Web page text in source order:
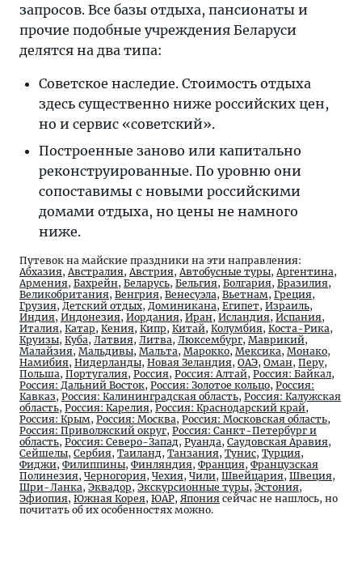
запросов. Все базы отдыха, пансионаты и
прочие подобные учреждения Беларуси
делятся на два типа:
Советское наследие. Стоимость отдыха
здесь существенно ниже российских цен,
но и сервис «советский».
Построенные заново или капитально
реконструированные. По уровню они
сопоставимы с новыми российскими
домами отдыха, но цены не намного
ниже.
Путевок на майские праздники на эти направления:
Абхазия, Австралия, Австрия, Автобусные туры, Аргентина,
Армения, Бахрейн, Беларусь, Бельгия, Болгария, Бразилия,
Великобритания, Венгрия, Венесуэла, Вьетнам, Греция,
Грузия, Детский отдых, Доминикана, Египет, Израиль,
Индия, Индонезия, Иордания, Иран, Исландия, Испания,
Италия, Катар, Кения, Кипр, Китай, Колумбия, Коста-Рика,
Круизы, Куба, Латвия, Литва, Люксембург, Маврикий,
Малайзия, Мальдивы, Мальта, Марокко, Мексика, Монако,
Намибия, Нидерланды, Новая Зеландия, ОАЭ, Оман, Перу,
Польша, Португалия, Россия, Россия: Алтай, Россия: Байкал,
Россия: Дальний Восток, Россия: Золотое кольцо, Россия:
Кавказ, Россия: Калининградская область, Россия: Калужская
область, Россия: Карелия, Россия: Краснодарский край,
Россия: Крым, Россия: Москва, Россия: Московская область,
Россия: Приволжский округ, Россия: Санкт-Петербург и
область, Россия: Северо-Запад, Руанда, Саудовская Аравия,
Сейшелы, Сербия, Таиланд, Танзания, Тунис, Турция,
Фиджи, Филиппины, Финляндия, Франция, Французская
Полинезия, Черногория, Чехия, Чили, Швейцария, Швеция,
Шри-Ланка, Эквадор, Экскурсионные туры, Эстония,
Эфиопия, Южная Корея, ЮАР, Япония сейчас не нашлось, но
почитать об их особенностях можно.